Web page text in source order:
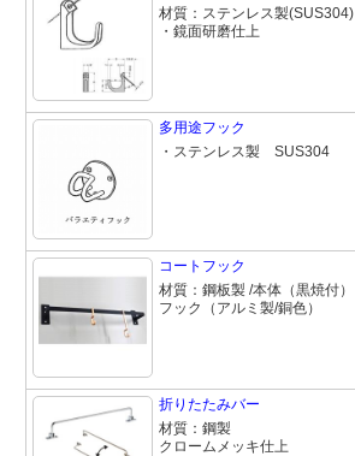
材質：ステンレス製(SUS304)
・鏡面研磨仕上
多用途フック
・ステンレス製 SUS304
コートフック
材質：鋼板製 /本体（黒焼付）
フック（アルミ製/銅色）
折りたたみバー
材質：鋼製
クロームメッキ仕上